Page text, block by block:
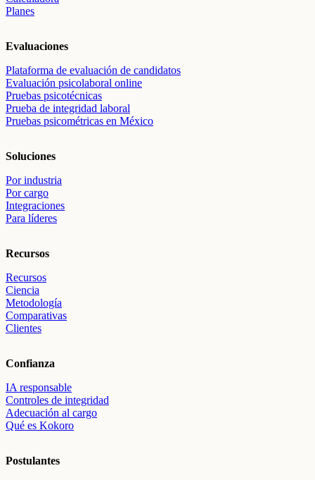
Planes
Evaluaciones
Plataforma de evaluación de candidatos
Evaluación psicolaboral online
Pruebas psicotécnicas
Prueba de integridad laboral
Pruebas psicométricas en México
Soluciones
Por industria
Por cargo
Integraciones
Para líderes
Recursos
Recursos
Ciencia
Metodología
Comparativas
Clientes
Confianza
IA responsable
Controles de integridad
Adecuación al cargo
Qué es Kokoro
Postulantes